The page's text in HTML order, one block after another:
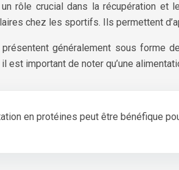
rôle crucial dans la récupération et
chez les sportifs. Ils permettent
généralement sous forme
est important de noter qu’une
en protéines peut être bénéfique